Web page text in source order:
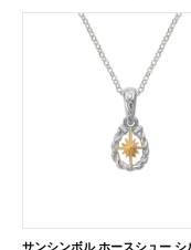
サンシンボル ホースシュー シ